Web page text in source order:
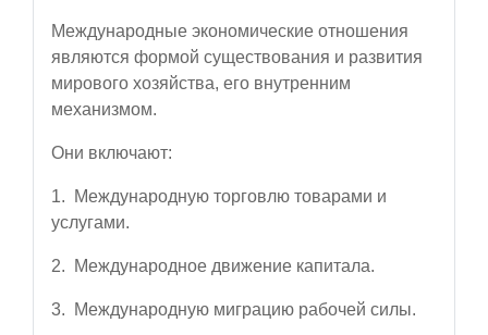
Международные экономические отношения
являются формой существования и развития
мирового хозяйства, его внутренним
механизмом.
Они включают:
1. Международную торговлю товарами и
услугами.
2. Международное движение капитала.
3. Международную миграцию рабочей силы.